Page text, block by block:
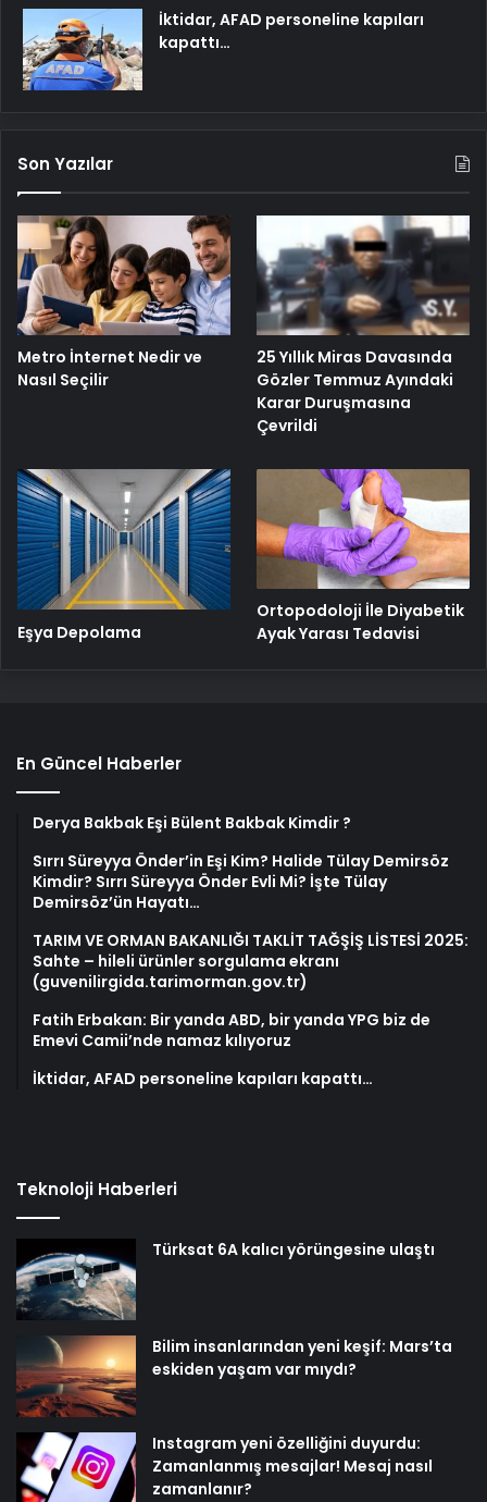
İktidar, AFAD personeline kapıları
kapattı…
Son Yazılar
Metro İnternet Nedir ve
Nasıl Seçilir
25 Yıllık Miras Davasında
Gözler Temmuz Ayındaki
Karar Duruşmasına
Çevrildi
Eşya Depolama
Ortopodoloji İle Diyabetik
Ayak Yarası Tedavisi
En Güncel Haberler
Derya Bakbak Eşi Bülent Bakbak Kimdir ?
Sırrı Süreyya Önder’in Eşi Kim? Halide Tülay Demirsöz
Kimdir? Sırrı Süreyya Önder Evli Mi? İşte Tülay
Demirsöz’ün Hayatı…
TARIM VE ORMAN BAKANLIĞI TAKLİT TAĞŞİŞ LİSTESİ 2025:
Sahte – hileli ürünler sorgulama ekranı
(guvenilirgida.tarimorman.gov.tr)
Fatih Erbakan: Bir yanda ABD, bir yanda YPG biz de
Emevi Camii’nde namaz kılıyoruz
İktidar, AFAD personeline kapıları kapattı…
Teknoloji Haberleri
Türksat 6A kalıcı yörüngesine ulaştı
Bilim insanlarından yeni keşif: Mars’ta
eskiden yaşam var mıydı?
Instagram yeni özelliğini duyurdu:
Zamanlanmış mesajlar! Mesaj nasıl
zamanlanır?